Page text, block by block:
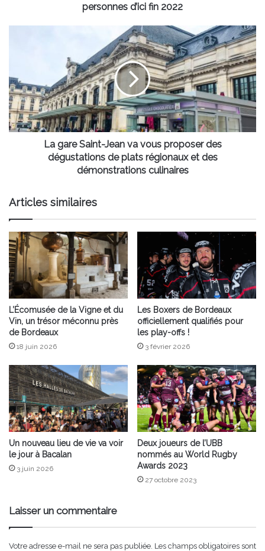
personnes d’ici fin 2022
va
vous
proposer
des
dégustations
démonstrations
culinaires
La gare Saint-Jean va vous proposer des
dégustations de plats régionaux et des
démonstrations culinaires
Articles similaires
L’Écomusée de la Vigne et du
Vin, un trésor méconnu près
de Bordeaux
18 juin 2026
Les Boxers de Bordeaux
officiellement qualifiés pour
les play-offs !
3 février 2026
Un nouveau lieu de vie va voir
le jour à Bacalan
3 juin 2026
Deux joueurs de l’UBB
nommés au World Rugby
Awards 2023
27 octobre 2023
Laisser un commentaire
Votre adresse e-mail ne sera pas publiée. Les champs obligatoires sont